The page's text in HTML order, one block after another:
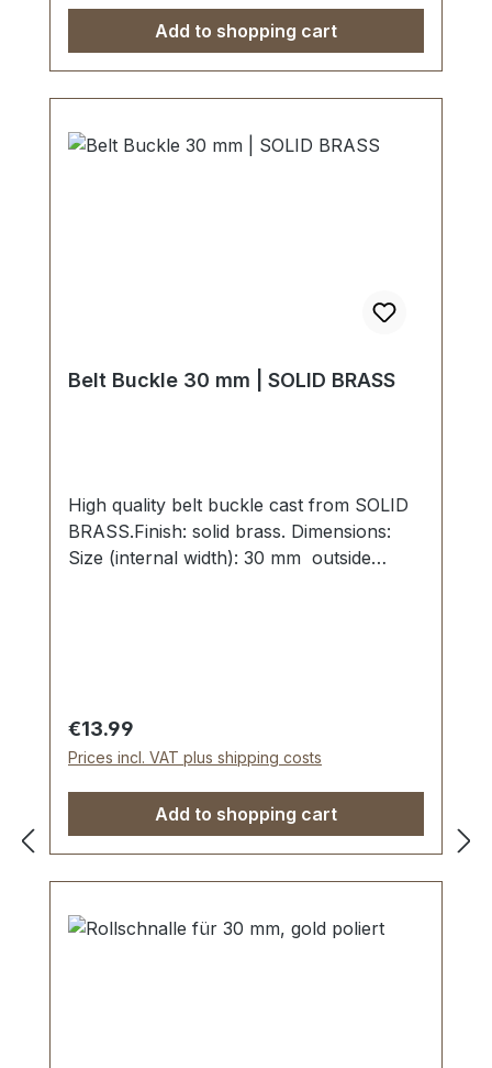
Add to shopping cart
Belt Buckle 30 mm | SOLID BRASS
High quality belt buckle cast from SOLID
BRASS.Finish: solid brass. Dimensions:
Size (internal width): 30 mm outside
Regular price:
€13.99
Prices incl. VAT plus shipping costs
Add to shopping cart